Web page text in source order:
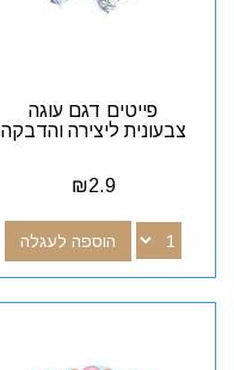
פייטים דגם עוגה
צבעונית ליצירה והדבקה
₪2.9
הוספה לעגלה